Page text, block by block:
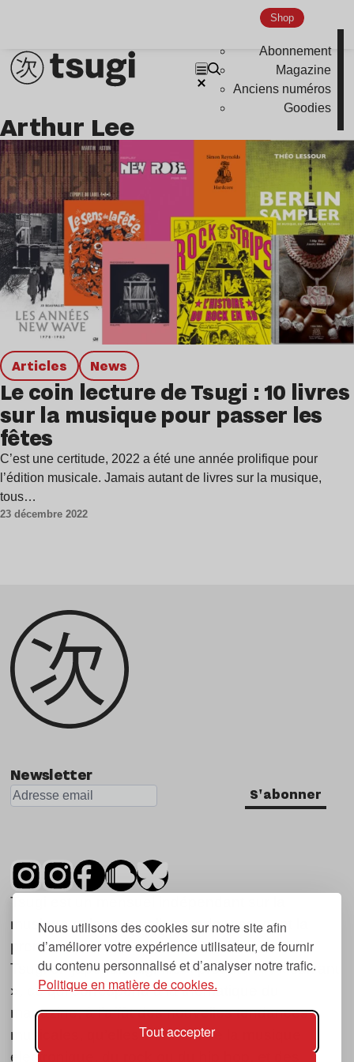
Nous utilisons des cookies sur notre site afin
d’améliorer votre expérience utilisateur, de fournir
du contenu personnalisé et d’analyser notre trafic.
Politique en matière de cookies.
Tout accepter
Shop
Abonnement
Magazine
Anciens numéros
Goodies
Arthur Lee
Articles news
Le coin lecture de Tsugi : 10 livres
sur la musique pour passer les
fêtes
C’est une certitude, 2022 a été une année prolifique pour
l’édition musicale. Jamais autant de livres sur la musique,
tous…
23 décembre 2022
Newsletter
S'abonner
Tsugi est un mensuel indépendant sur la
musique et les nouvelles tendances, dont la
première parution date de 2007.
Tsugi en japonais signifie « prochain », « suivant
», ce qui correspond à la thématique du
magazine, à l’affût des nouvelles tendances
musicales, qu’elles viennent de la musique
électronique, du rock ou du hip hop, et des